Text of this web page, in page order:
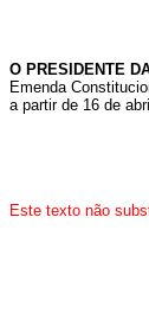
O PRESIDENTE
Emenda
a partir de 16 de
Este texto não